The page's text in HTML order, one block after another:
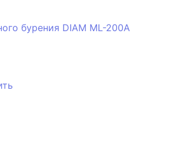
бурения DIAM ML-200A